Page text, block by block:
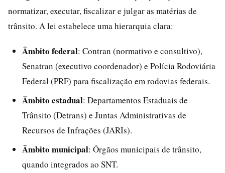
normatizar, executar, fiscalizar e julgar as matérias de
trânsito. A lei estabelece uma hierarquia clara:
Âmbito federal: Contran (normativo e consultivo),
Senatran (executivo coordenador) e Polícia Rodoviária
Federal (PRF) para fiscalização em rodovias federais.
Âmbito estadual: Departamentos Estaduais de
Trânsito (Detrans) e Juntas Administrativas de
Recursos de Infrações (JARIs).
Âmbito municipal: Órgãos municipais de trânsito,
quando integrados ao SNT.